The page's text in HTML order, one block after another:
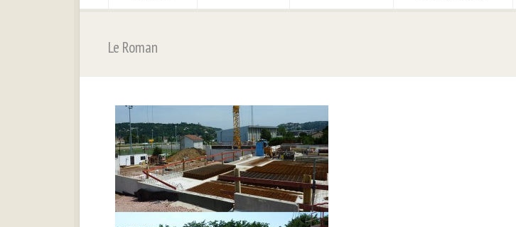
Le Roman